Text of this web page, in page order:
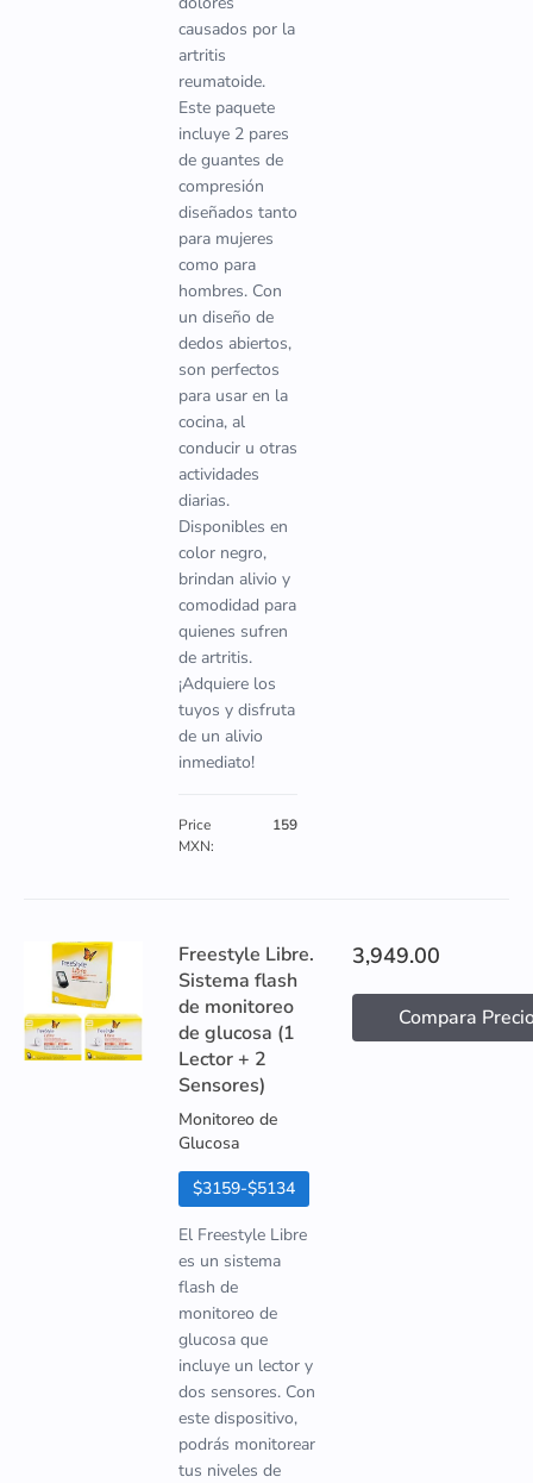
causados por la
artritis
reumatoide.
Este paquete
incluye 2 pares
de guantes de
compresión
diseñados tanto
para mujeres
como para
hombres. Con
un diseño de
dedos abiertos,
son perfectos
para usar en la
cocina, al
conducir u otras
actividades
diarias.
Disponibles en
color negro,
brindan alivio y
comodidad para
quienes sufren
de artritis.
¡Adquiere los
tuyos y disfruta
de un alivio
inmediato!
Price
MXN:
159
Freestyle Libre.
Sistema flash
de monitoreo
de glucosa (1
Lector + 2
Sensores)
Monitoreo de
Glucosa
$3159-$5134
El Freestyle Libre
es un sistema
flash de
monitoreo de
glucosa que
incluye un lector y
dos sensores. Con
este dispositivo,
podrás monitorear
tus niveles de
3,949.00
Compara